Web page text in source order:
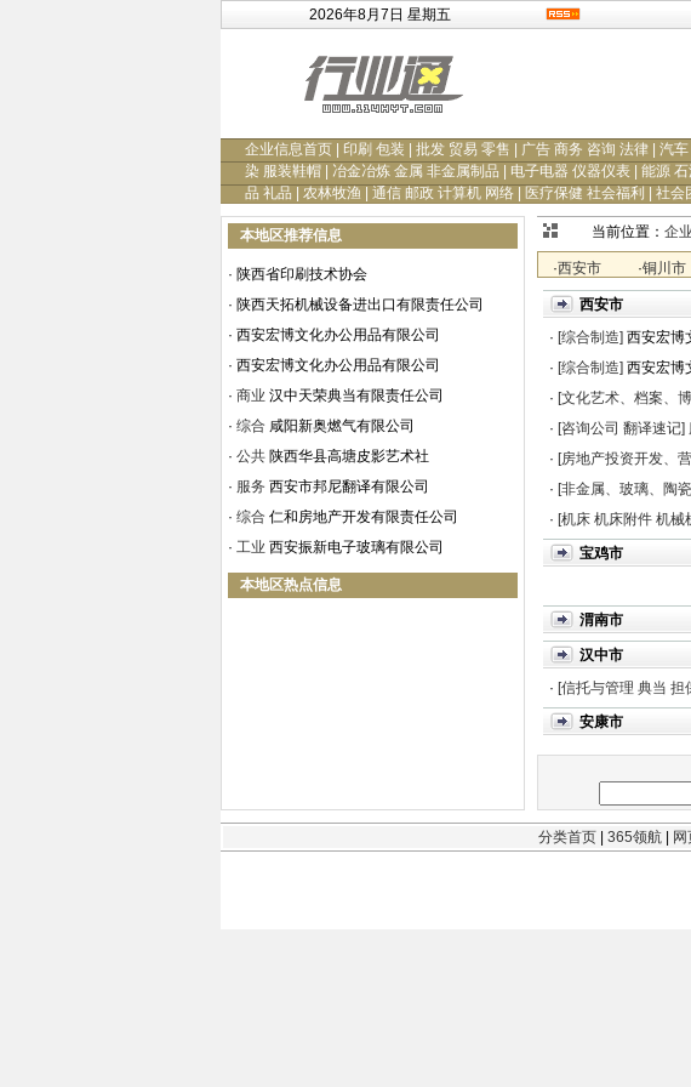
2026年8月7日 星期五
企业信息首页 印刷 包装 批发 贸易 零售 广告 商务 咨询 法律 汽
染 服装鞋帽
冶金冶炼 金属 非金属制品 电子电器 仪器仪表 能源
品 礼品
农林牧渔 通信 邮政 计算机 网络 医疗保健 社会福利 社会
本地区推荐信息
· 陕西省印刷技术协会
· 陕西天拓机械设备进出口有限责任公司
· 西安宏博文化办公用品有限公司
· 西安宏博文化办公用品有限公司
· 商业 汉中天荣典当有限责任公司
· 综合 咸阳新奥燃气有限公司
· 公共 陕西华县高塘皮影艺术社
· 服务 西安市邦尼翻译有限公司
· 综合 仁和房地产开发有限责任公司
· 工业 西安振新电子玻璃有限公司
本地区热点信息
当前位置： 企
·西安市 ·铜川市
西安市
· [综合制造] 西安宏博
· [综合制造] 西安宏博
· [文化艺术、档案、
· [咨询公司 翻译速记]
· [房地产投资开发、
· [非金属、玻璃、陶
· [机床 机床附件 机械
宝鸡市
渭南市
汉中市
· [信托与管理 典当 担
安康市
分类首页 365领航